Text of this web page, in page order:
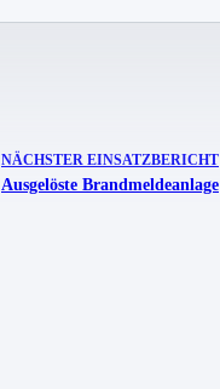
NÄCHSTER EINSATZBERICHT
Ausgelöste Brandmeldeanlage